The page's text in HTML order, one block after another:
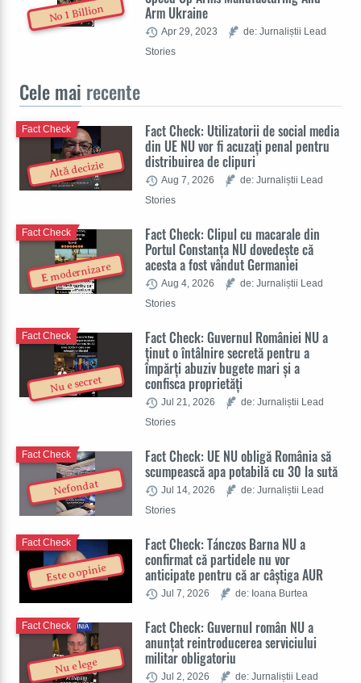
No 1 Billion Arm Ukraine
Apr 29, 2023
de: Jurnaliștii Lead
Stories
Cele mai recente
Altă decizie
Fact Check: Utilizatorii de social media
din UE NU vor fi acuzați penal pentru
distribuirea de clipuri
Fact Check
Aug 7, 2026
de: Jurnaliștii Lead
Stories
E modernizare
Fact Check: Clipul cu macarale din
Portul Constanța NU dovedește că
acesta a fost vândut Germaniei
Fact Check
Aug 4, 2026
de: Jurnaliștii Lead
Stories
Nu e secret
Fact Check: Guvernul României NU a
ținut o întâlnire secretă pentru a
împărți abuziv bugete mari și a
confisca proprietăți
Fact Check
Jul 21, 2026
de: Jurnaliștii Lead
Stories
Nefondat
Fact Check: UE NU obligă România să
scumpească apa potabilă cu 30 la sută
Fact Check
Jul 14, 2026
de: Jurnaliștii Lead
Stories
Este o opinie
Fact Check: Tánczos Barna NU a
confirmat că partidele nu vor
anticipate pentru că ar câștiga AUR
Fact Check
Jul 7, 2026 de: Ioana Burtea
Nu e lege
Fact Check: Guvernul român NU a
anunțat reintroducerea serviciului
militar obligatoriu
Fact Check
Jul 2, 2026
de: Jurnaliștii Lead